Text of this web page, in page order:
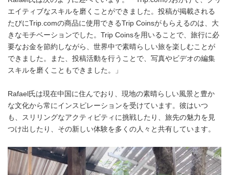
エイティブなスキルを磨くことができました。投稿が掲載される
たびにTrip.comの商品に使用できるTrip Coinsがもらえるのは、大
きなモチベーションでした。Trip Coinsを用いることで、旅行に必
要なお金を節約しながら、世界中で素晴らしい旅を楽しむことが
できました。また、投稿活動を行うことで、写真やビデオの編集
スキルを磨くこともできました。」
Rafael氏は現在中国に住んでおり、現地の素晴らしい風景と豊か
な文化から常にインスピレーションを受けています。彼はいつ
も、スリリングなアクティビティに挑戦したり、旅先の魅力を見
つけ出したり、その新しい体験を多くの人々と共有しています。